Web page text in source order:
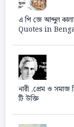
এ পি জে আব্দুল
Quotes in
নারী ,প্রেম ও সমাজ
টি উক্তি